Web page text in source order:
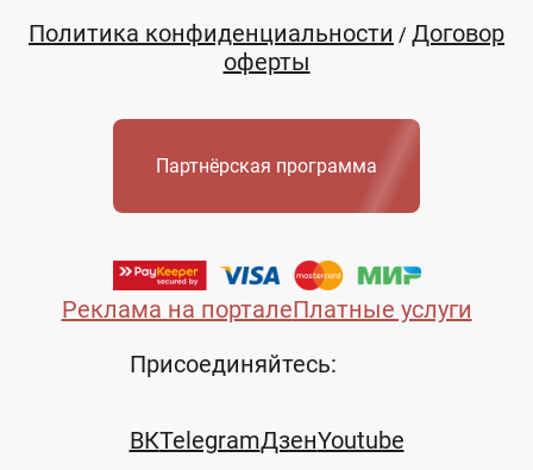
Реклама на порталеПлатные услуги
Политика конфиденциальности / Договор
оферты
Партнёрская программа
Присоединяйтесь:
ВКTelegramДзенYoutube